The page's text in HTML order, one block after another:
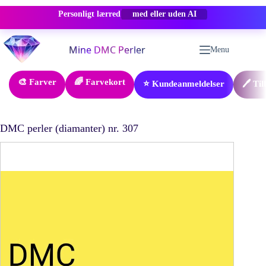
Personligt lærred -50% RABAT
Fortsæt
til
indhold
Menu
🎨 Farver 🌈 Farvekort ⭐ Kundeanmeldelser 🖊️
DMC perler (diamanter) nr. 307